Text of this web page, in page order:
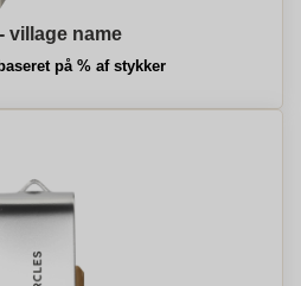
village name
på % af stykker